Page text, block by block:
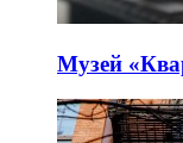
Музей